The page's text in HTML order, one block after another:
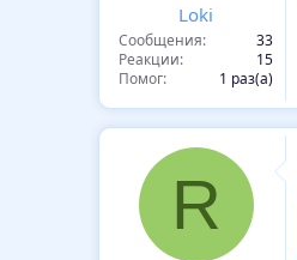
Loki
Сообщения
33
Реакции
15
Помог
1 раз(а)
R